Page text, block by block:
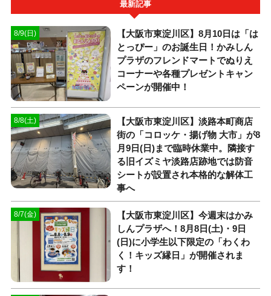
最新記事
8/9(日)
【大阪市東淀川区】8月10日は「は
とっぴー」のお誕生日！かみしん
プラザのフレンドマートでぬりえ
コーナーや各種プレゼントキャン
ペーンが開催中！
8/8(土)
【大阪市東淀川区】淡路本町商店
街の「コロッケ・揚げ物 大市」が8
月9日(日)まで臨時休業中。隣接す
る旧イズミヤ淡路店跡地では防音
シートが設置され本格的な解体工
事へ
8/7(金)
【大阪市東淀川区】今週末はかみ
しんプラザへ！8月8日(土)・9日
(日)に小学生以下限定の「わくわ
く！キッズ縁日」が開催されま
す！